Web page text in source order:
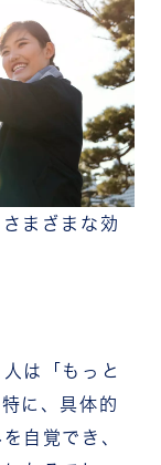
まざまな効
は「もっと
に、具体的
自覚でき、